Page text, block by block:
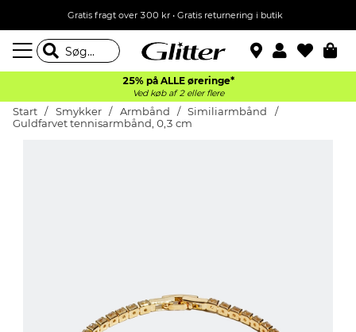
Gratis fragt over 300 kr • Gratis returnering i butik
25% på ALLE øreringe*
Ved køb af 2 eller flere
Start Smykker Armbånd
Similiarmbånd
Guldfarvet tennisarmbånd, 0,3 cm